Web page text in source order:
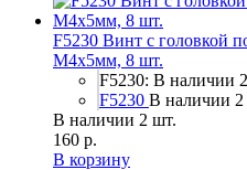
F5230 Винт с головкой
М4х5мм, 8 шт.
F5230: В наличии
F5230 В наличии 2
В наличии 2 шт.
160 р.
В корзину